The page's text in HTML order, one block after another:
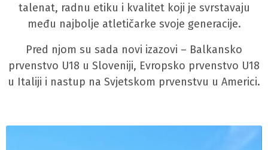
talenat, radnu etiku i kvalitet koji je svrstavaju
među najbolje atletičarke svoje generacije.
Pred njom su sada novi izazovi – Balkansko
prvenstvo U18 u Sloveniji, Evropsko prvenstvo U18
u Italiji i nastup na Svjetskom prvenstvu u Americi.